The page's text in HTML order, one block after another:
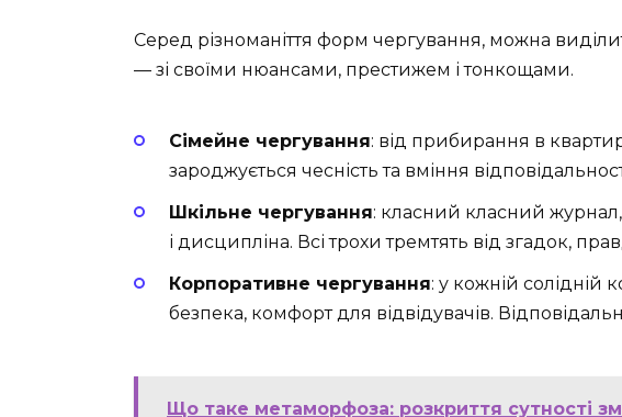
Серед різноманіття форм чергування, можна
— зі своїми нюансами, престижем і тонкощами.
Сімейне чергування: від прибирання в
зароджується чесність та вміння
Шкільне чергування: класний класний журнал,
і дисципліна. Всі трохи тремтять від згадок,
Корпоративне чергування: у кожній солідній
безпека, комфорт для відвідувачів.
Що таке метаморфоза: розкриття сутності